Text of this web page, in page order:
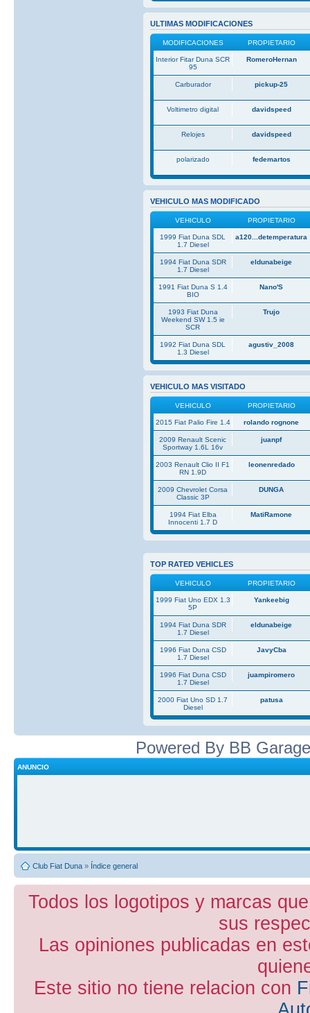
ULTIMAS MODIFICACIONES
MODIFICACIONES PROPIETARIO
Interior Fitar Duna SCR
95
RomeroHernan
Carburador pickup-25
Voltimetro digital davidspeed
Relojes davidspeed
polarizado fedemartos
VEHICULO MAS MODIFICADO
VEHICULO PROPIETARIO
1999 Fiat Duna SDL
1.7 Diesel
a120...detemperatura
1994 Fiat Duna SDR
1.7 Diesel
eldunabeige
1991 Fiat Duna S 1.4
BIO
Nano'S
1993 Fiat Duna
Weekend SW 1.5 ie
SCR
Trujo
1992 Fiat Duna SDL
1.3 Diesel
agustiv_2008
VEHICULO MAS VISITADO
VEHICULO PROPIETARIO
2015 Fiat Palio Fire 1.4 rolando rognone
2009 Renault Scenic
Sportway 1.6L 16v
juanpf
2003 Renault Clio II F1
RN 1.9D
leonenredado
2009 Chevrolet Corsa
Classic 3P
DUNGA
1994 Fiat Elba
Innocenti 1.7 D
MatiRamone
TOP RATED VEHICLES
VEHICULO PROPIETARIO
1999 Fiat Uno EDX 1.3
5P
Yankeebig
1994 Fiat Duna SDR
1.7 Diesel
eldunabeige
1996 Fiat Duna CSD
1.7 Diesel
JavyCba
1996 Fiat Duna CSD
1.7 Diesel
juampiromero
2000 Fiat Uno SD 1.7
Diesel
patusa
Powered By BB
ANUNCIO
Club Fiat Duna » Índice general
Todos los logotipos y marcas
sus
Las opiniones publicadas en
Este sitio no tiene relacion con